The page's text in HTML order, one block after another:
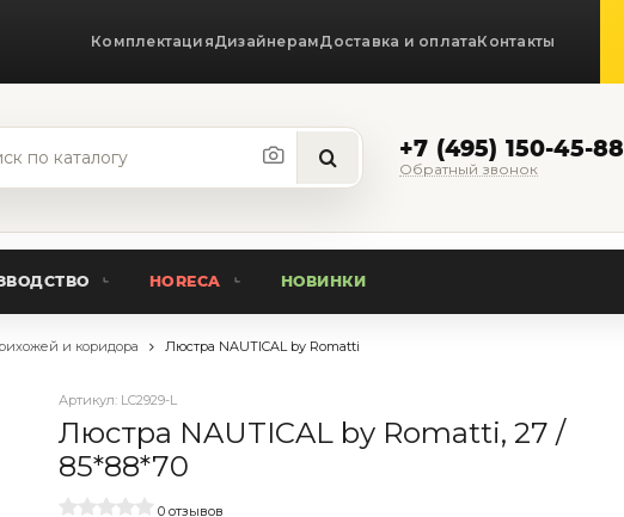
КомплектацияДизайнерамДоставка и оплатаКонтакты
+7 (495) 150-45-88
Обратный звонок
HORECA НОВИНКИ
и коридора Люстра NAUTICAL by Romatti
Артикул: LC2929-L
Люстра NAUTICAL by Romatti, 27 /
85*88*70
0 отзывов